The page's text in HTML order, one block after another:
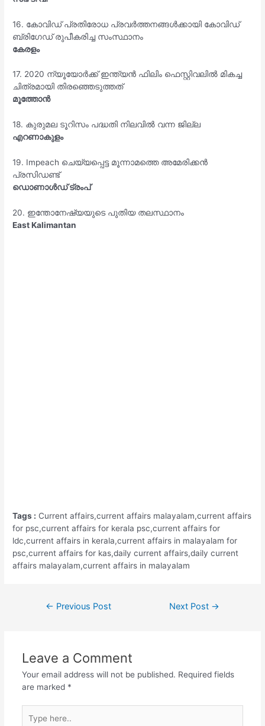
16. കോവിഡ് പ്രതിരോധ പ്രവർത്തനങ്ങൾക്കായി കോവിഡ്
ബ്രിഗേഡ് രുപീകരിച്ച സംസ്ഥാനം
കേരളം
17. 2020 ന്യൂയോർക്ക് ഇന്ത്യൻ ഫിലിം ഫെസ്റ്റിവലിൽ മികച്ച
ചിത്രമായി തിരഞ്ഞെടുത്തത്
മൂത്തോൻ
18. കുരുമല ടൂറിസം പദ്ധതി നിലവിൽ വന്ന ജില്ല
എറണാകുളം
19. Impeach ചെയ്യപ്പെട്ട മൂന്നാമത്തെ അമേരിക്കൻ
പ്രസിഡണ്ട്
ഡൊണാൾഡ് ട്രംപ്
20. ഇന്തോനേഷ്യയുടെ പുതിയ തലസ്ഥാനം
East Kalimantan
Tags : Current affairs,current affairs malayalam,current affairs
for psc,current affairs for kerala psc,current affairs for
ldc,current affairs in kerala,current affairs in malayalam for
psc,current affairs for kas,daily current affairs,daily current
affairs malayalam,current affairs in malayalam
← Previous Post Next Post →
Leave a Comment
Your email address will not be published. Required fields
are marked *
here..